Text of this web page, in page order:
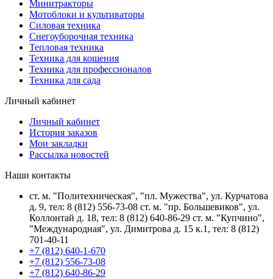
Минитракторы
Мотоблоки и культиваторы
Силовая техника
Снегоуборочная техника
Тепловая техника
Техника для кошения
Техника для профессионалов
Техника для сада
Личный кабинет
Личный кабинет
История заказов
Мои закладки
Рассылка новостей
Наши контакты
ст. м. "Политехническая", "пл. Мужества", ул. Курчатова
д. 9, тел: 8 (812) 556-73-08 ст. м. "пр. Большевиков", ул.
Коллонтай д. 18, тел: 8 (812) 640-86-29 ст. м. "Купчино",
"Международная", ул. Димитрова д. 15 к.1, тел: 8 (812)
701-40-11
+7 (812) 640-1-670
+7 (812) 556-73-08
+7 (812) 640-86-29